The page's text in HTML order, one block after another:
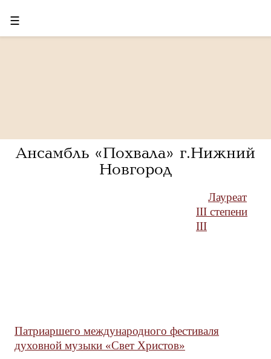
☰
Ансамбль «Похвала» г.Нижний
Новгород
Лауреат
III степени
III
Патриаршего международного фестиваля
духовной музыки «Свет Христов»